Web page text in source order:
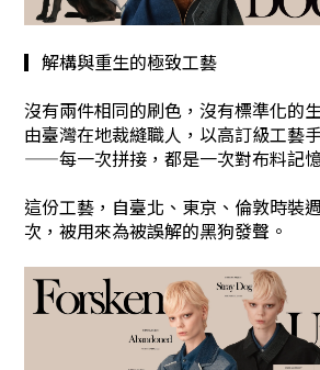
▎解構與重生的極致工藝
沒有兩件相同的刷色，沒有標準化的
由臺灣在地裁縫職人，以高訂級工藝
——每一次拼接，都是一次對布料記
這份工藝，自臺北、東京、倫敦時裝
次，被用來為被誤解的黑狗發聲。